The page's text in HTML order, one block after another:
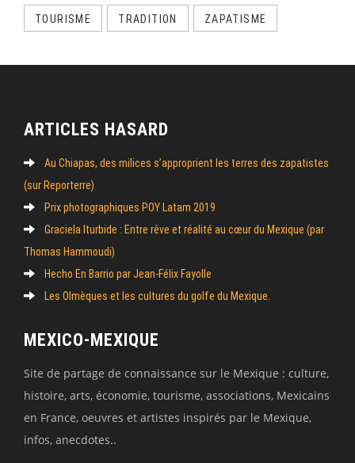
TOURISME TRADITION ZAPATISME
ARTICLES HASARD
Au Chiapas, des milices s’approprient les terres des zapatistes
(sur Reporterre)
Prix photographiques POY Latam 2019
Graciela Iturbide : Entre rêve et réalité au cœur du Mexique (par
Thomas Hammoudi)
Hecho En Barrio par Jean-Félix Fayolle
Les Olmèques et les cultures du golfe du Mexique.
MEXICO-MEXIQUE
Site de partage de connaissance sur le Mexique : culture,
histoire, arts, économie, tourisme, associations, Mexicains
en France, oeuvres et artistes inspirés par le Mexique,
infos, anecdotes..